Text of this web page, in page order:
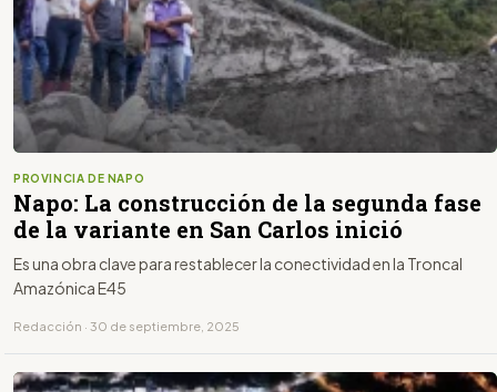
PROVINCIA DE NAPO
Napo: La construcción de la segunda fase
de la variante en San Carlos inició
Es una obra clave para restablecer la conectividad en la Troncal
Amazónica E45
Redacción · 30 de septiembre, 2025